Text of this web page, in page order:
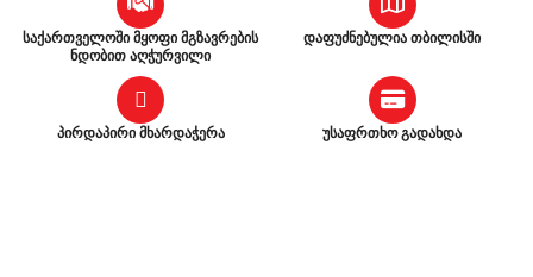
საქართველოში მყოფი მგზავრების
ნდობით აღჭურვილი
დაფუძნებულია თბილისში
პირდაპირი მხარდაჭერა უსაფრთხო გადახდა